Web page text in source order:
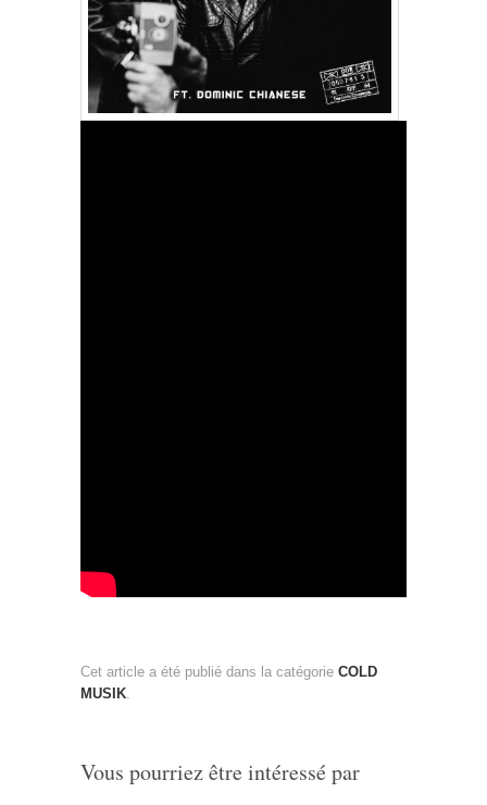
Cet article a été publié dans la catégorie COLD
MUSIK
Vous pourriez être intéressé par